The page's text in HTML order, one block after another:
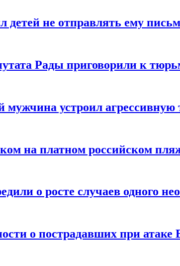
детей не отправлять ему
Рады приговорили к
устроил агрессивную
на платном российском
о росте случаев одного
о пострадавших при